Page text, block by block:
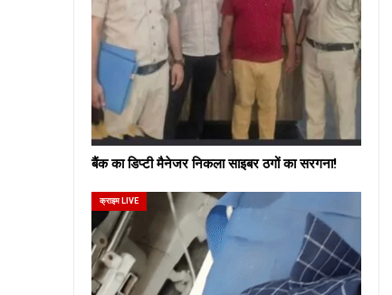
बैंक का डिप्टी मैनेजर निकला साइबर ठगों का सरगना!
क्राइम LIVE